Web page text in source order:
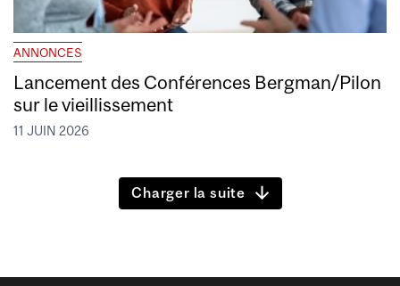
ANNONCES
Lancement des Conférences Bergman/Pilon
sur le vieillissement
11 JUIN 2026
Charger la suite